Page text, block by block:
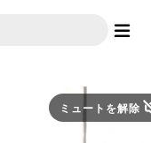
ミュートを解除